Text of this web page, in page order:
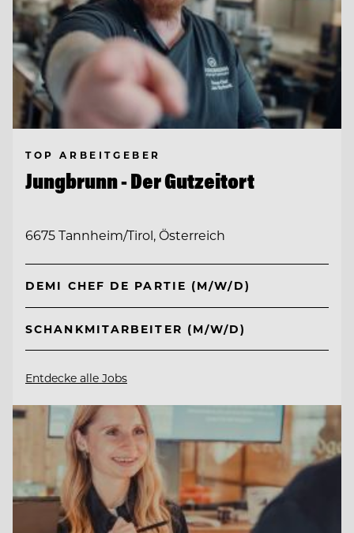
TOP ARBEITGEBER
Jungbrunn - Der Gutzeitort
6675 Tannheim/Tirol, Österreich
DEMI CHEF DE PARTIE (M/W/D)
SCHANKMITARBEITER (M/W/D)
Entdecke alle Jobs